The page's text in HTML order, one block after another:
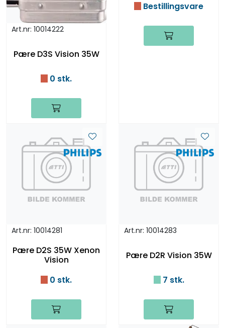
Art.nr: 10014222
Pære D3S Vision 35W
0 stk.
Bestillingsvare
Art.nr: 10014281
Pære D2S 35W Xenon
Vision
0 stk.
Art.nr: 10014283
Pære D2R Vision 35W
7 stk.